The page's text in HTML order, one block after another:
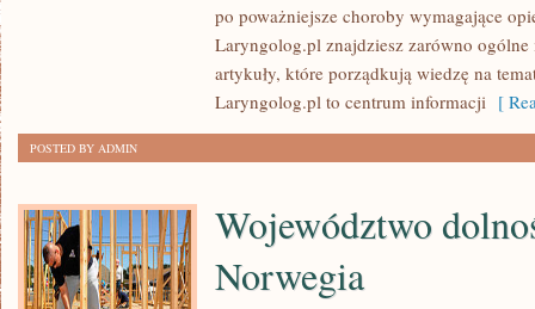
NEUROLOGIApo poważniejsze choroby wymagające
Laryngolog.pl znajdziesz zarówno
artykuły, które porządkują wiedzę na
Laryngolog.pl to centrum informacji [
POSTED BY ADMIN
Województwo
Norwegia